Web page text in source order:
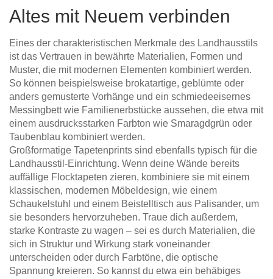
Altes mit Neuem verbinden
Eines der charakteristischen Merkmale des Landhausstils
ist das Vertrauen in bewährte Materialien, Formen und
Muster, die mit modernen Elementen kombiniert werden.
So können beispielsweise brokatartige, geblümte oder
anders gemusterte Vorhänge und ein schmiedeeisernes
Messingbett wie Familienerbstücke aussehen, die etwa mit
einem ausdrucksstarken Farbton wie Smaragdgrün oder
Taubenblau kombiniert werden.
Großformatige Tapetenprints sind ebenfalls typisch für die
Landhausstil-Einrichtung. Wenn deine Wände bereits
auffällige Flocktapeten zieren, kombiniere sie mit einem
klassischen, modernen Möbeldesign, wie einem
Schaukelstuhl und einem Beistelltisch aus Palisander, um
sie besonders hervorzuheben. Traue dich außerdem,
starke Kontraste zu wagen – sei es durch Materialien, die
sich in Struktur und Wirkung stark voneinander
unterscheiden oder durch Farbtöne, die optische
Spannung kreieren. So kannst du etwa ein behäbiges